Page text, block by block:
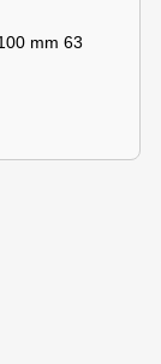
mm 63